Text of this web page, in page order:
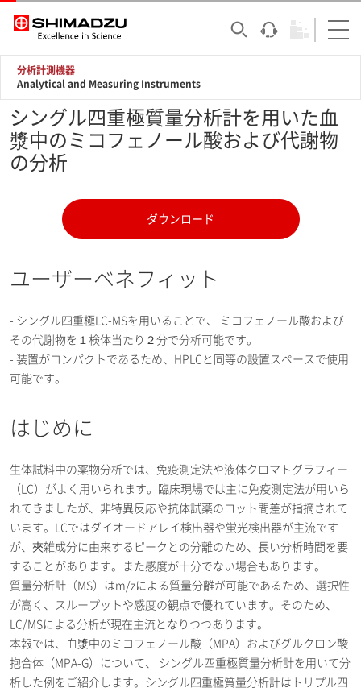
分析計測機器
Analytical and Measuring Instruments
シングル四重極質量分析計を用いた血
漿中のミコフェノール酸および代謝物
の分析
ダウンロード
ユーザーベネフィット
- シングル四重極LC-MSを用いることで、 ミコフェノール酸および
その代謝物を１検体当たり２分で分析可能です。
- 装置がコンパクトであるため、HPLCと同等の設置スペースで使用
可能です。
はじめに
生体試料中の薬物分析では、免疫測定法や液体クロマトグラフィー
（LC）がよく用いられます。臨床現場では主に免疫測定法が用いら
れてきましたが、非特異反応や抗体試薬のロット間差が指摘されて
います。LCではダイオードアレイ検出器や蛍光検出器が主流です
が、夾雑成分に由来するピークとの分離のため、長い分析時間を要
することがあります。また感度が十分でない場合もあります。
質量分析計（MS）はm/zによる質量分離が可能であるため、選択性
が高く、スループットや感度の観点で優れています。そのため、
LC/MSによる分析が現在主流となりつつあります。
本報では、血漿中のミコフェノール酸（MPA）およびグルクロン酸
抱合体（MPA-G）について、 シングル四重極質量分析計を用いて分
析した例をご紹介します。シングル四重極質量分析計はトリプル四